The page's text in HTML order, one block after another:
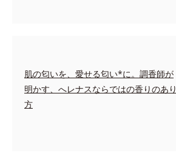
肌の匂いを、愛せる匂い*に。調香師が
明かす、へレナスならではの香りのあり
方